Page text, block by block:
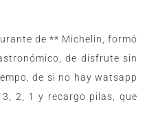
de ** Michelin, formó
de disfrute sin
de si no hay watsapp
2, 1 y recargo pilas, que